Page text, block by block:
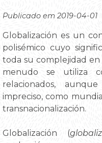
Publicado em 2019-04-01
Globalización es un
polisémico cuyo
toda su complejidad
menudo se utiliza
relacionados,
impreciso, como
transnacionalización.
Globalización (